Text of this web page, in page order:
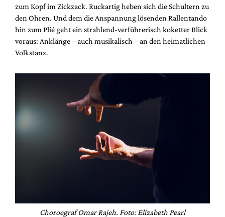
zum Kopf im Zickzack. Ruckartig heben sich die Schultern zu
den Ohren. Und dem die Anspannung lösenden Rallentando
hin zum Plié geht ein strahlend-verführerisch koketter Blick
voraus: Anklänge – auch musikalisch – an den heimatlichen
Volkstanz.
Choroegraf Omar Rajeh. Foto: Elizabeth Pearl